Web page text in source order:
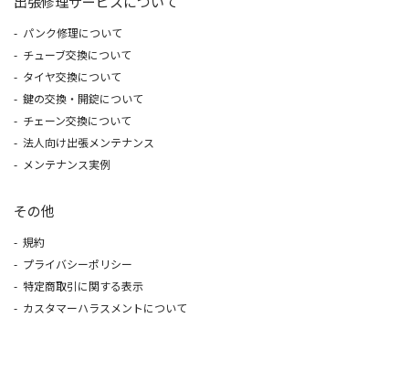
パンク修理について
チューブ交換について
タイヤ交換について
鍵の交換・開錠について
チェーン交換について
法人向け出張メンテナンス
メンテナンス実例
その他
規約
プライバシーポリシー
特定商取引に関する表示
カスタマーハラスメントについて